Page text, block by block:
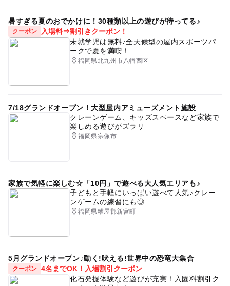
暑すぎる夏のおでかけに！30種類以上の遊びが待ってる♪
クーポン
入場料⇒割引きクーポン！
未就学児は無料♪全天候型の屋内スポーツパ
ークで夏を満喫！
福岡県北九州市八幡西区
7/18グランドオープン！大型屋内アミューズメント施設
クレーンゲーム、キッズスペースなど家族で
楽しめる遊びがズラリ
福岡県宗像市
家族で気軽に楽しむ☆「10円」で遊べる大人気エリアも♪
子どもと手軽にいっぱい遊べて人気♪クレー
ンゲームの練習にも◎
福岡県糟屋郡新宮町
5月グランドオープン♪動く!吠える!世界中の恐竜大集合
クーポン 4名までOK！入場割引クーポン
化石発掘体験など遊びが充実！入園料割引ク